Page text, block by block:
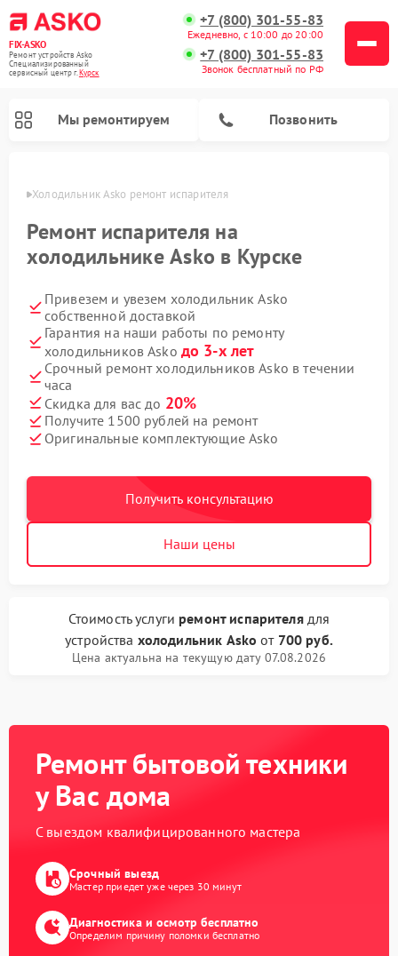
FIX-ASKO
Ремонт устройств Asko
Специализированный
cервисный центр г.Курск
+7 (800) 301-55-83
Ежедневно, с 10:00 до 20:00
+7 (800) 301-55-83
Звонок бесплатный по РФ
Мы ремонтируем Позвонить
Холодильник Asko ремонт испарителя
Ремонт испарителя на
холодильнике Asko в Курске
Привезем и увезем холодильник Asko
собственной доставкой
Гарантия на наши работы по ремонту
холодильников Asko до 3-х лет
Срочный ремонт холодильников Asko в течении
часа
Скидка для вас до 20%
Получите 1500 рублей на ремонт
Оригинальные комплектующие Asko
Получить консультацию
Наши цены
Стоимость услуги ремонт испарителядля
устройства холодильник Asko от 700 руб.
Цена актуальна на текущую дату 07.08.2026
Ремонт бытовой техники
у Вас дома
С выездом квалифицированного мастера
Срочный выезд
Мастер приедет уже через 30 минут
Диагностика и осмотр бесплатно
Определим причину поломки бесплатно